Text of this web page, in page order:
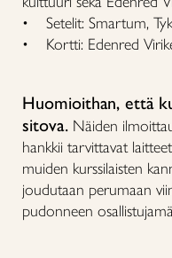
• Setelit: Smartum,
• Kortti: Edenred
Huomioithan, että
sitova. Näiden
hankkii tarvittavat
muiden kurssilaisten
joudutaan perumaan
pudonneen